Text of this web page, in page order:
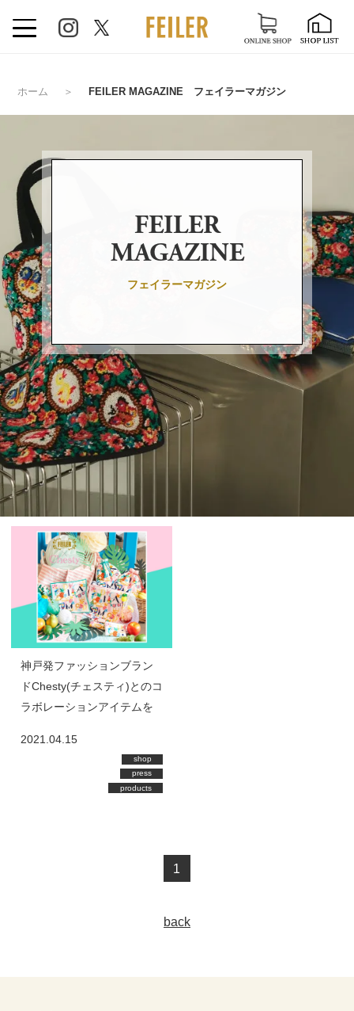
ホーム ＞ FEILER MAGAZINE フェイラーマガジン
FEILER
MAGAZINE
フェイラーマガジン
神戸発ファッションブラン
ドChesty(チェスティ)とのコ
ラボレーションアイテムを
2021.04.15
shop
press
products
1
back